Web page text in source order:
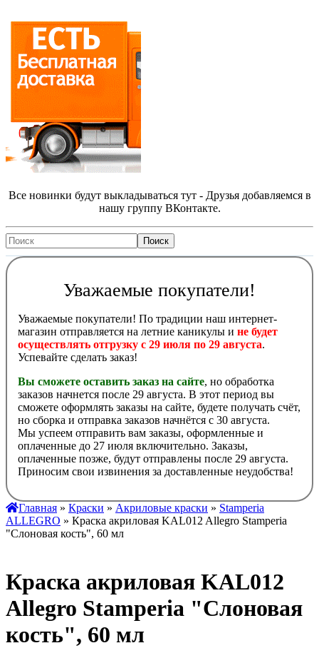
Все новинки будут выкладываться тут - Друзья добавляемся в
нашу группу ВКонтакте.
Уважаемые покупатели!
Уважаемые покупатели! По традиции наш интернет-
магазин отправляется на летние каникулы и не будет
осуществлять отгрузку с 29 июля по 29 августа.
Успевайте сделать заказ!
Вы сможете оставить заказ на сайте, но обработка
заказов начнется после 29 августа. В этот период вы
сможете оформлять заказы на сайте, будете получать счёт,
но сборка и отправка заказов начнётся с 30 августа.
Мы успеем отправить вам заказы, оформленные и
оплаченные до 27 июля включительно. Заказы,
оплаченные позже, будут отправлены после 29 августа.
Приносим свои извинения за доставленные неудобства!
Главная » Краски » Акриловые краски » Stamperia
ALLEGRO » Краска акриловая KAL012 Allegro Stamperia
"Слоновая кость", 60 мл
Краска акриловая KAL012
Allegro Stamperia "Слоновая
кость", 60 мл